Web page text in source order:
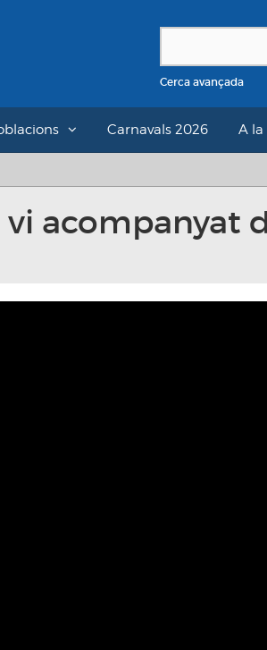
Cerca avançada
Carnavals 2026 A la
acompanyat